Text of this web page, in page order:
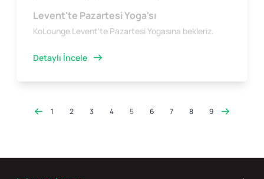
Levent'te Pazartesi Yoga'sı
KoLounge Levent'te Pazartesi Yogasına bekleriz.
Detaylı İncele
1 2 3 4 5 6 7 8 9